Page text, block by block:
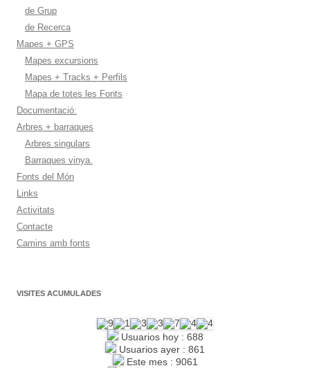
de Grup
de Recerca
Mapes + GPS
Mapes excursions
Mapes + Tracks + Perfils
Mapa de totes les Fonts
Documentació:
Arbres + barraques
Arbres singulars
Barraques vinya.
Fonts del Món
Links
Activitats
Contacte
Camins amb fonts
VISITES ACUMULADES
Usuarios hoy : 688
Usuarios ayer : 861
Este mes : 9061